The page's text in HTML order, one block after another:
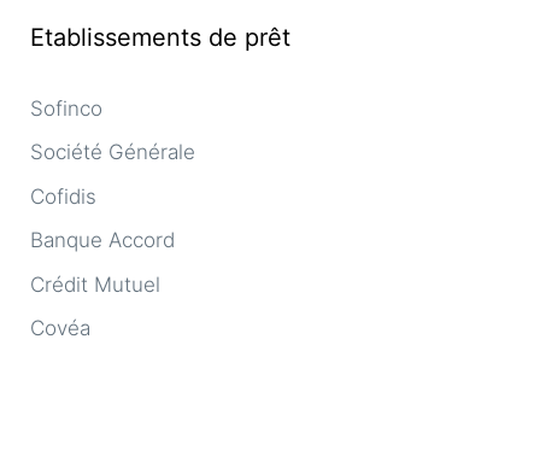
Etablissements de prêt
Sofinco
Société Générale
Cofidis
Banque Accord
Crédit Mutuel
Covéa